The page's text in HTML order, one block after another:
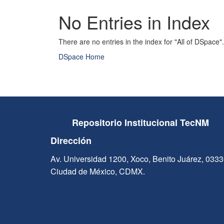
No Entries in Index
There are no entries in the index for "All of DSpace".
DSpace Home
Repositorio Institucional TecNM
Dirección
Av. Universidad 1200, Xoco, Benito Juárez,
Ciudad de México, CDMX.